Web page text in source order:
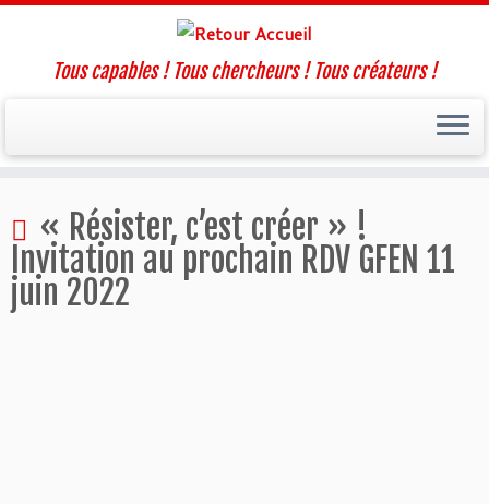
au
contenu
Tous capables ! Tous chercheurs ! Tous créateurs !
« Résister, c’est créer » !
Invitation au prochain RDV GFEN 11
juin 2022